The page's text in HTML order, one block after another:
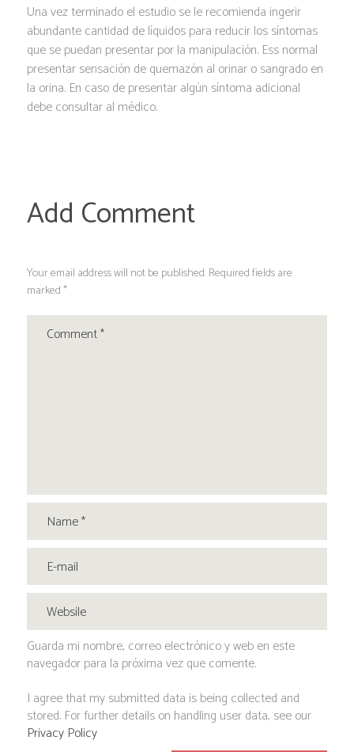
Una vez terminado el estudio se le recomienda ingerir
abundante cantidad de líquidos para reducir los síntomas
que se puedan presentar por la manipulación. Ess normal
presentar sensación de quemazón al orinar o sangrado en
la orina. En caso de presentar algún síntoma adicional
debe consultar al médico.
Add Comment
Your email address will not be published. Required fields are
marked *
Guarda mi nombre, correo electrónico y web en este
navegador para la próxima vez que comente.
I agree that my submitted data is being collected and
stored. For further details on handling user data, see our
Privacy Policy